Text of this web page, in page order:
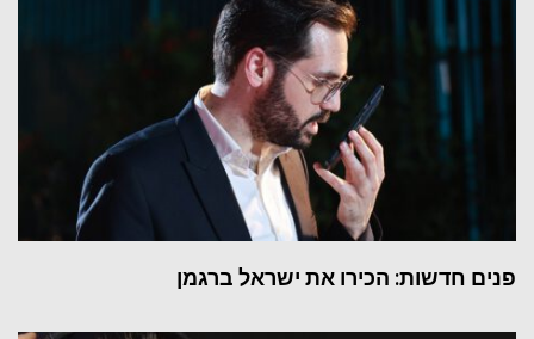
פנים חדשות: הכירו את ישראל ברגמן